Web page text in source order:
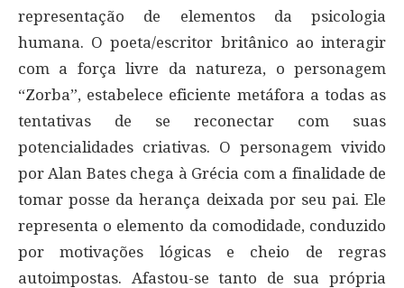
representação de elementos da psicologia
humana. O poeta/escritor britânico ao interagir
com a força livre da natureza, o personagem
“Zorba”, estabelece eficiente metáfora a todas as
tentativas de se reconectar com suas
potencialidades criativas. O personagem vivido
por Alan Bates chega à Grécia com a finalidade de
tomar posse da herança deixada por seu pai. Ele
representa o elemento da comodidade, conduzido
por motivações lógicas e cheio de regras
autoimpostas. Afastou-se tanto de sua própria